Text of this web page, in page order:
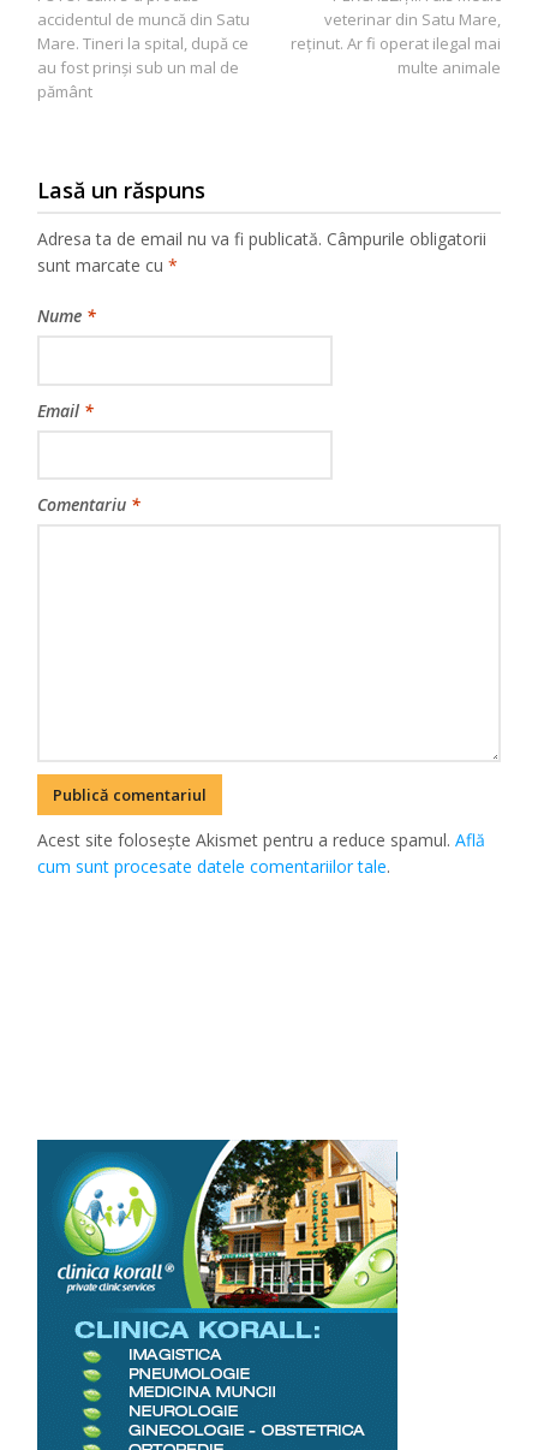
în
articole
veterinar din Satu Mare,
reținut. Ar fi operat ilegal mai
multe animale
accidentul de muncă din Satu
Mare. Tineri la spital, după ce
au fost prinși sub un mal de
pământ
Lasă un răspuns
Adresa ta de email nu va fi publicată. Câmpurile obligatorii
sunt marcate cu*
Nume *
Email *
Comentariu *
Acest site folosește Akismet pentru a reduce spamul.Află
cum sunt procesate datele comentariilor tale.